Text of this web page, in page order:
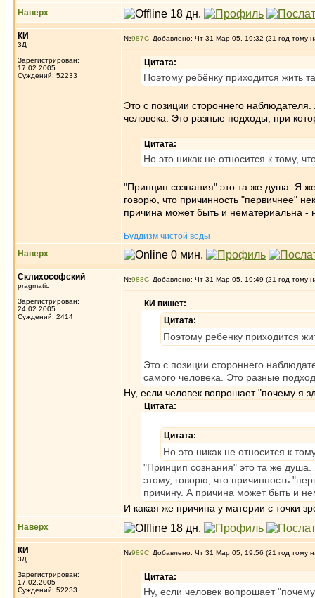
Наверх
КИ
3Д
Зарегистрирован:
17.02.2005
Суждений: 52233
№987 Добавлено: Чт 31 Мар 05, 19:32 (21 год тому
Цитата:
Поэтому ребёнку приходится жить
Это с позиции стороннего
человека. Это разные подходы, при
Цитата:
Но это никак не относится к тому,
"Принцип сознания" это та же душа. Я
говорю, что причинность "первичнее"
причина может быть и нематериальна -
Буддизм чистой воды
Наверх
Склихософский
pragmatic
Зарегистрирован:
24.02.2005
Суждений: 2414
№988 Добавлено: Чт 31 Мар 05, 19:49 (21 год тому
КИ пишет:
Цитата:
Поэтому ребёнку приходится
Это с позиции стороннего
самого человека. Это разные
Ну, если человек вопрошает "почему я
Цитата:
Цитата:
Но это никак не относится к
"Принцип сознания" это та же
этому, говорю, что причинность
причину. А причина может быть и
И какая же причина у материи с точки
Наверх
КИ
3Д
Зарегистрирован:
17.02.2005
Суждений: 52233
№989 Добавлено: Чт 31 Мар 05, 19:56 (21 год тому
Цитата:
Ну, если человек вопрошает